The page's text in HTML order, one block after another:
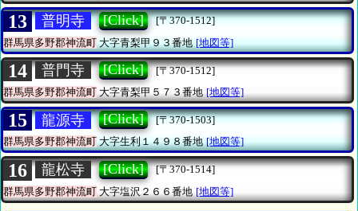
13 普明寺 [Click]
[〒370-1512]
群馬県多野郡神流町大字青梨甲９３番地 [地図等]
14 普門寺 [Click]
[〒370-1512]
群馬県多野郡神流町 大字青梨甲５７３番地 [地図等]
15 龍源寺 [Click]
[〒370-1503]
群馬県多野郡神流町大字生利１４９８番地 [地図等]
16 龍松寺 [Click]
[〒370-1514]
群馬県多野郡神流町 大字塩沢２６６番地 [地図等]